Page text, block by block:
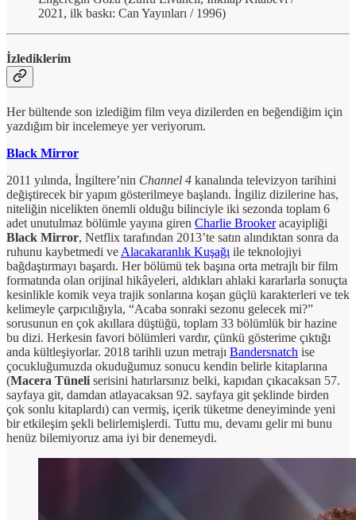
2021, ilk baskı: Can Yayınları / 1996)
İzlediklerim
Her bültende son izlediğim film veya dizilerden en beğendiğim için
yazdığım bir incelemeye yer veriyorum.
Black Mirror
2011 yılında, İngiltere’nin Channel 4 kanalında televizyon tarihini
değiştirecek bir yapım gösterilmeye başlandı. İngiliz dizilerine has,
niteliğin nicelikten önemli olduğu bilinciyle iki sezonda toplam 6
adet unutulmaz bölümle yayına giren Charlie Brookeracayipliği
Black Mirror, Netflix tarafından 2013’te satın alındıktan sonra da
ruhunu kaybetmedi ve Alacakaranlık Kuşağı ile teknolojiyi
bağdaştırmayı başardı. Her bölümü tek başına orta metrajlı bir film
formatında olan orijinal hikâyeleri, aldıkları ahlaki kararlarla sonuçta
kesinlikle komik veya trajik sonlarına koşan güçlü karakterleri ve tek
kelimeyle çarpıcılığıyla, “Acaba sonraki sezonu gelecek mi?”
sorusunun en çok akıllara düştüğü, toplam 33 bölümlük bir hazine
bu dizi. Herkesin favori bölümleri vardır, çünkü gösterime çıktığı
anda kültleşiyorlar. 2018 tarihli uzun metrajı Bandersnatch ise
çocukluğumuzda okuduğumuz sonucu kendin belirle kitaplarına
(Macera Tüneli serisini hatırlarsınız belki, kapıdan çıkacaksan 57.
sayfaya git, damdan atlayacaksan 92. sayfaya git şeklinde birden
çok sonlu kitaplardı) can vermiş, içerik tüketme deneyiminde yeni
bir etkileşim şekli belirlemişlerdi. Tuttu mu, devamı gelir mi bunu
henüz bilemiyoruz ama iyi bir denemeydi.